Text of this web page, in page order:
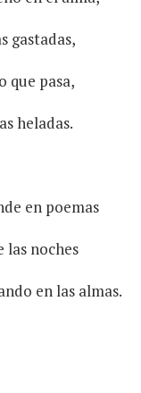
gastadas,
que pasa,
heladas.
en poemas
las noches
en las almas.